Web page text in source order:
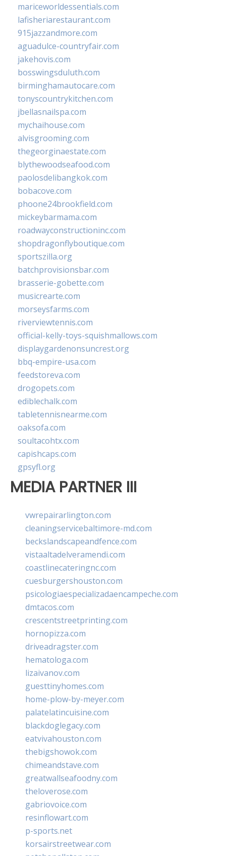
mariceworldessentials.com
lafisheriarestaurant.com
915jazzandmore.com
aguadulce-countryfair.com
jakehovis.com
bosswingsduluth.com
birminghamautocare.com
tonyscountrykitchen.com
jbellasnailspa.com
mychaihouse.com
alvisgrooming.com
thegeorginaestate.com
blythewoodseafood.com
paolosdelibangkok.com
bobacove.com
phoone24brookfield.com
mickeybarmama.com
roadwayconstructioninc.com
shopdragonflyboutique.com
sportszilla.org
batchprovisionsbar.com
brasserie-gobette.com
musicrearte.com
morseysfarms.com
riverviewtennis.com
official-kelly-toys-squishmallows.com
displaygardenonsuncrest.org
bbq-empire-usa.com
feedstoreva.com
drogopets.com
ediblechalk.com
tabletennisnearme.com
oaksofa.com
soultacohtx.com
capishcaps.com
gpsyfl.org
MEDIA PARTNER III
vwrepairarlington.com
cleaningservicebaltimore-md.com
beckslandscapeandfence.com
vistaaltadelveramendi.com
coastlinecateringnc.com
cuesburgershouston.com
psicologiaespecializadaencampeche.com
dmtacos.com
crescentstreetprinting.com
hornopizza.com
driveadragster.com
hematologa.com
lizaivanov.com
guesttinyhomes.com
home-plow-by-meyer.com
palatelatincuisine.com
blackdoglegacy.com
eatvivahouston.com
thebigshowok.com
chimeandstave.com
greatwallseafoodny.com
theloverose.com
gabriovoice.com
resinflowart.com
p-sports.net
korsairstreetwear.com